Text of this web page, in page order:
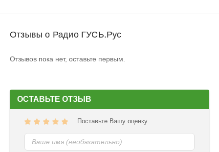
Отзывы о Радио ГУСЬ.Рус
Отзывов пока нет, оставьте первым.
ОСТАВЬТЕ ОТЗЫВ
Поставьте Вашу оценку